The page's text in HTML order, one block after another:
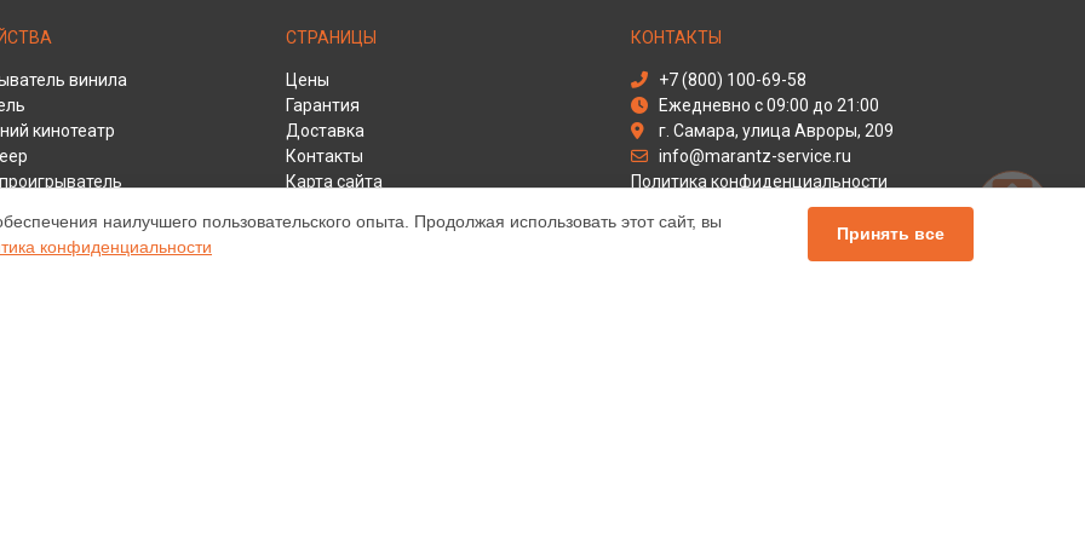
винила
кинотеатр
СТРАНИЦЫ
Цены
Гарантия
Доставка
Контакты
Карта сайта
КОНТАКТЫ
+7 (800) 100-69-58
Ежедневно с 09:00 до 21:00
г. Самара, улица Авроры, 209
info@marantz-service.ru
Политика конфиденциальности
Способы оплаты
наилучшего пользовательского опыта. Продолжая использовать этот сайт, вы
конфиденциальности
Принять все